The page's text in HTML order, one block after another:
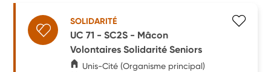
SOLIDARITÉ
UC 71 - SC2S - Mâcon
Volontaires Solidarité Seniors
Unis-Cité (Organisme principal)